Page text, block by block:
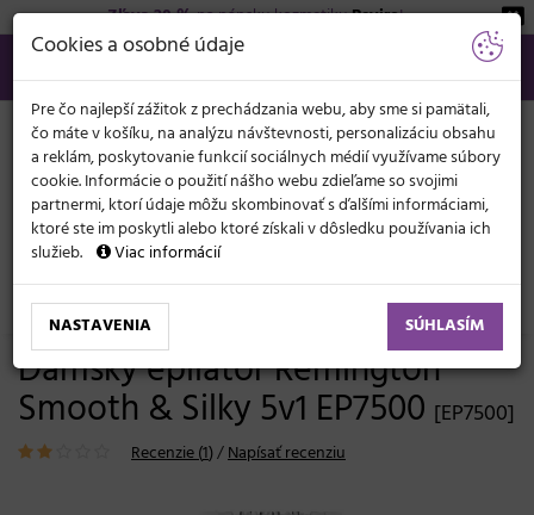
Zľava 20 %na pánsku kozmetikuBeviro!
02/21 201 099
info@svetkadernictva.sk
Po−pia: 8−17
Všetko o nákupe €
KATEGÓRIE
MENU
Kozmetické potreby
Depilácia, epilácia
Depilátory, epilátory
Dámsky epilátor Remington
Smooth & Silky 5v1 EP7500 [EP7500]
Recenzie (1)/Napísať recenziu
Cookies a osobné údaje
Pre čo najlepší zážitok z prechádzania webu, aby sme si pamätali,
čo máte v košíku, na analýzu návštevnosti, personalizáciu obsahu
a reklám, poskytovanie funkcií sociálnych médií využívame súbory
cookie. Informácie o použití nášho webu zdieľame so svojimi
partnermi, ktorí údaje môžu skombinovať s ďalšími informáciami,
ktoré ste im poskytli alebo ktoré získali v dôsledku používania ich
služieb.
Viac informácií
NASTAVENIA SÚHLASÍM